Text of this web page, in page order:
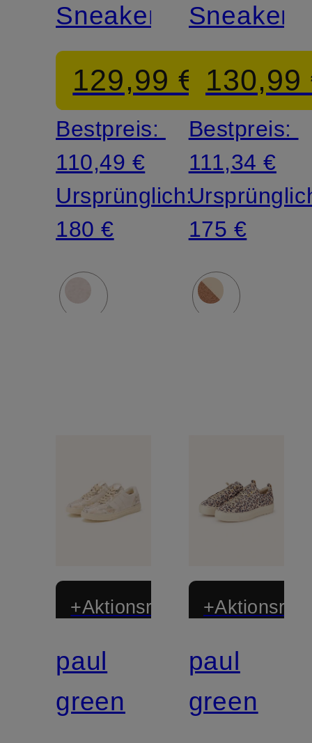
Sneaker
129,99 €
Bestpreis:
110,49 €
Ursprünglich:
180 €
Sneaker
130,99
Bestpreis:
111,34 €
175 €
+Aktionsrabatt
Zertifiziert
paul
green
Zertifiziert
paul
green